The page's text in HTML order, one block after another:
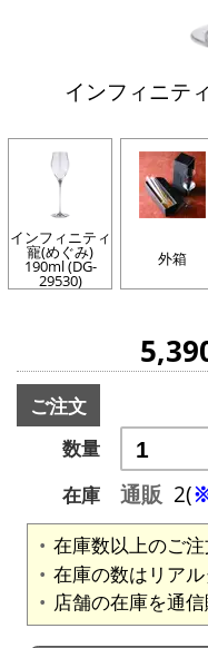
インフィニテ
インフィニティ
寵(めぐみ)
190ml (DG-
29530)
外箱
ご注文
数量
在庫
通販 2(
在庫数以上のご
在庫の数はリアル
店舗の在庫を通